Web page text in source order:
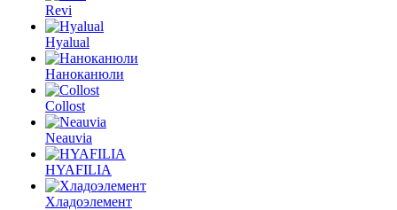
Revi
Hyalual
Наноканюли
Collost
Neauvia
HYAFILIA
Хладоэлемент